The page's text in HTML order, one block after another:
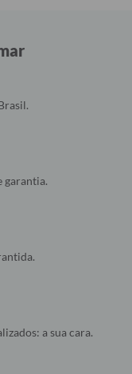
garantia.
a sua cara.